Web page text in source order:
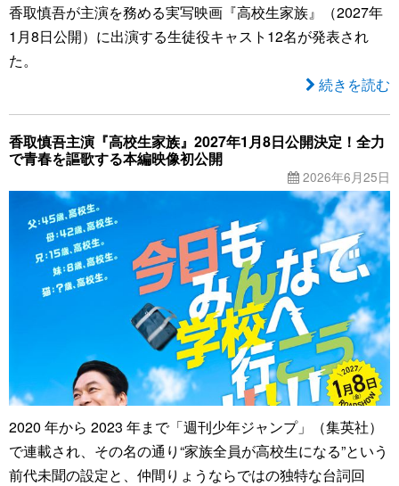
香取慎吾が主演を務める実写映画『高校生家族』（2027年
1月8日公開）に出演する生徒役キャスト12名が発表され
た。
続きを読む
香取慎吾主演『高校生家族』2027年1月8日公開決定！全力
で青春を謳歌する本編映像初公開
2026年6月25日
2020 年から 2023 年まで「週刊少年ジャンプ」（集英社）
で連載され、その名の通り“家族全員が高校生になる”という
前代未聞の設定と、仲間りょうならではの独特な台詞回